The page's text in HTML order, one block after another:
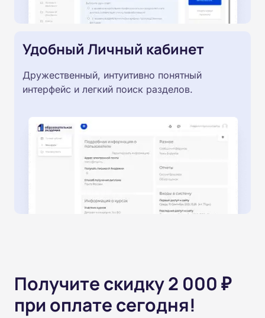
Удобный Личный кабинет
Дружественный, интуитивно понятный
интерфейс и легкий поиск разделов.
Получите скидку 2 000 ₽
при оплате сегодня!